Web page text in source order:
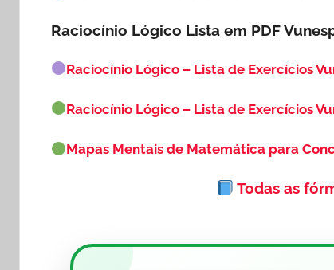
Raciocínio Lógico Lista em PDF
Raciocínio Lógico – Lista de Exercícios
Raciocínio Lógico – Lista de Exercícios
Mapas Mentais de Matemática para
Todas as